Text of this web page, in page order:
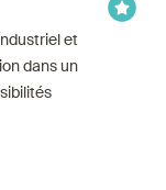
et
dans un